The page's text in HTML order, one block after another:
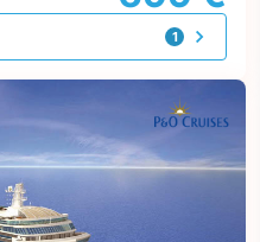
1
προσφορά